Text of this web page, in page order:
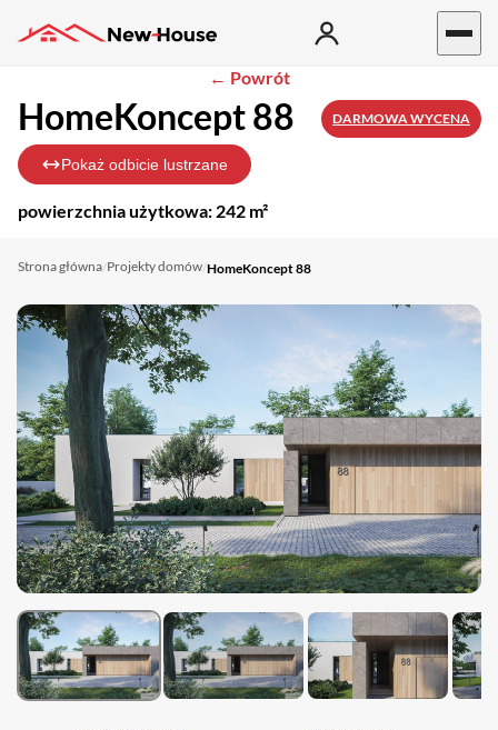
← Powrót
HomeKoncept 88
Pokaż odbicie lustrzane
powierzchnia użytkowa: 242 m²
Strona główna/Projekty domów/HomeKoncept 88
DARMOWA WYCENA